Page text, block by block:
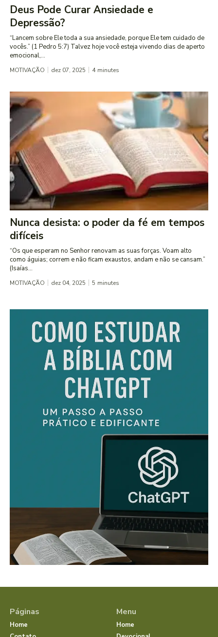
Deus Pode Curar Ansiedade e
Depressão?
“Lancem sobre Ele toda a sua ansiedade, porque Ele tem cuidado de
vocês.” (1 Pedro 5:7) Talvez hoje você esteja vivendo dias de aperto
emocional,...
MOTIVAÇÃO dez 07, 2025 4 minutes
Nunca desista: o poder da fé em tempos
difíceis
“Os que esperam no Senhor renovam as suas forças. Voam alto
como águias; correm e não ficam exaustos, andam e não se cansam.”
(Isaías...
MOTIVAÇÃO dez 04, 2025 5 minutes
Páginas
Home
Menu
Home